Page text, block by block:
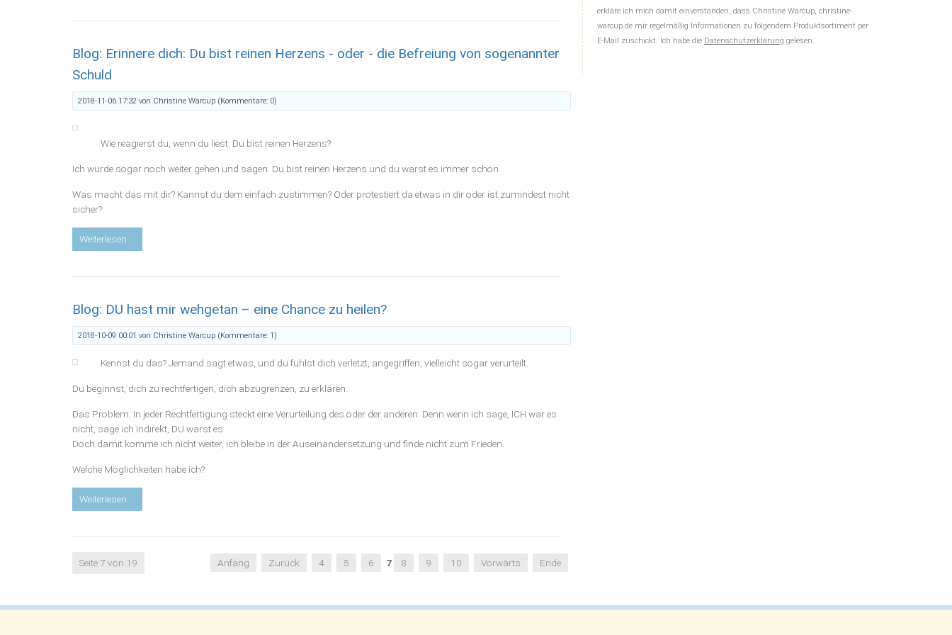
Blog: Erinnere dich: Du bist reinen Herzens - oder - die Befreiung von sogenannter
Schuld
2018-11-06 17:32 von Christine Warcup (Kommentare: 0)
Wie reagierst du, wenn du liest: Du bist reinen Herzens?
Ich würde sogar noch weiter gehen und sagen: Du bist reinen Herzens und du warst es immer schon.
Was macht das mit dir? Kannst du dem einfach zustimmen? Oder protestiert da etwas in dir oder ist zumindest nicht
sicher?
Weiterlesen …
Erinnere
reinen
Herzens
oder
die
von
sogenannter
Schuld
Blog: DU hast mir wehgetan – eine Chance zu heilen?
2018-10-09 00:01 von Christine Warcup (Kommentare: 1)
Kennst du das? Jemand sagt etwas, und du fühlst dich verletzt, angegriffen, vielleicht sogar verurteilt.
Du beginnst, dich zu rechtfertigen, dich abzugrenzen, zu erklären.
Das Problem: In jeder Rechtfertigung steckt eine Verurteilung des oder der anderen. Denn wenn ich sage, ICH war es
nicht, sage ich indirekt, DU warst es.
Doch damit komme ich nicht weiter, ich bleibe in der Auseinandersetzung und finde nicht zum Frieden.
Welche Möglichkeiten habe ich?
Weiterlesen …
DU
wehgetan
Seite 7 von 19 Anfang Zurück 4 5 6 7 8 9 10 Vorwärts Ende
erkläre ich mich damit einverstanden, dass Christine Warcup, christine-
warcup.de mir regelmäßig Informationen zu folgendem Produktsortiment per
E-Mail zuschickt. Ich habe die Datenschutzerklärung gelesen.